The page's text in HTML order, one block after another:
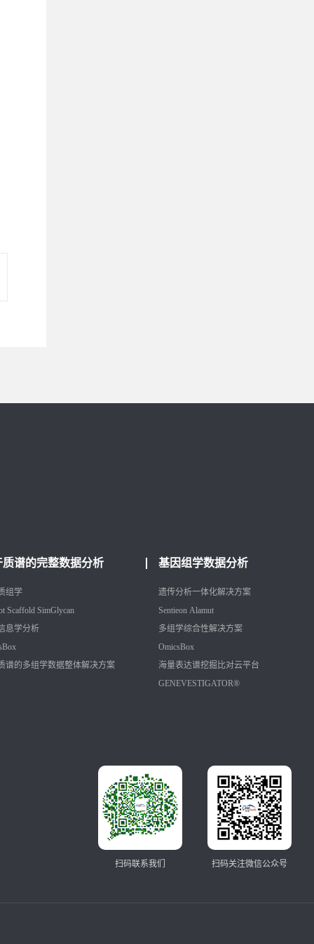
质谱的完整数据分析
组学
Scaffold SimGlycan
息学分析
谱的多组学数据整体解决方案
基因组学数据分析
遗传分析一体化解决方案
Sentieon Alamut
多组学综合性解决方案
OmicsBox
海量表达谱挖掘比对云平台
GENEVESTIGATOR®
扫码联系我们 扫码关注微信公众号